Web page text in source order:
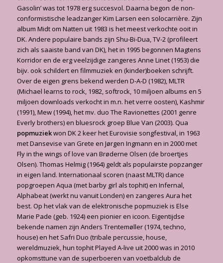
Gasolin’ was tot 1978 erg succesvol. Daarna begon de non-
conformistische leadzanger Kim Larsen een solocarrière. Zijn
album Midt om Natten uit 1983 is het meest verkochte ooit in
DK. Andere populaire bands zijn Shu-Bi-Dua, TV-2 (profileert
zich als saaiste band van DK), het in 1995 begonnen Magtens
Korridor en de erg veelzijdige zangeres Anne Linet (1953) die
bijv. ook schildert en filmmuziek en (kinder)boeken schrijft.
Over de eigen grens bekend werden D-A-D (1982), MLTR
(Michael learns to rock, 1982, softrock, 10 miljoen albums en 5
miljoen downloads verkocht in m.n. het verre oosten), Kashmir
(1991), Mew (1994), het mv. duo The Ravionettes (2001 genre
Everly brothers) en bluesrock groep Blue Van (2003). Qua
popmuziekwon DK 2 keer het Eurovisie songfestival, in 1963
met Dansevise van Grete en Jørgen Ingmann en in 2000 met
Fly in the wings of love van Brøderne Olsen (de broertjes
Olsen). Thomas Helmig (1964) geldt als populairste popzanger
in eigen land. Internationaal scoren (naast MLTR) dance
popgroepen Aqua (met barby girl als tophit) en Infernal,
Alphabeat (werkt nu vanuit Londen) en zangeres Aura het
best. Op het vlak van de elektronische popmuziek is Else
Marie Pade (geb. 1924) een pionier en icoon. Eigentijdse
bekende namen zijn Anders Trentemøller (1974, techno,
house) en het Safri Duo (tribale percussie, house,
wereldmuziek, hun tophit Played A-live uit 2000 was in 2010
opkomsttune van de superboeren van voetbalclub de